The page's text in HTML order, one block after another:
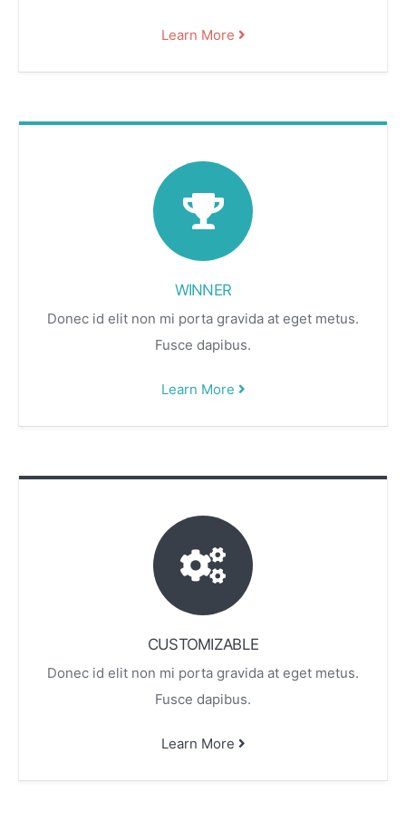
Learn More
WINNER
Donec id elit non mi porta gravida at eget metus.
Fusce dapibus.
Learn More
CUSTOMIZABLE
Donec id elit non mi porta gravida at eget metus.
Fusce dapibus.
Learn More